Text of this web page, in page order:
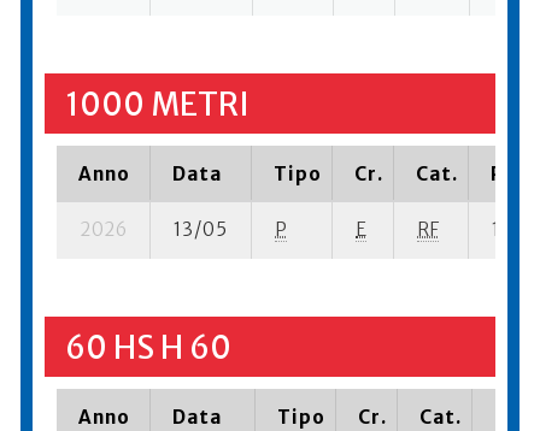
1000 METRI
Anno Data Tipo Cr. Cat.
2026 13/05 P E RF 12
60 HS H 60
Anno Data Tipo Cr. Cat.